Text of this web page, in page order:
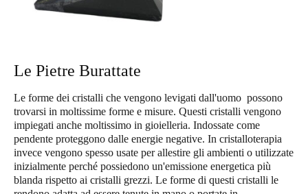
Le Pietre Burattate
Le forme dei cristalli che vengono levigati dall'uomo possono
trovarsi in moltissime forme e misure. Questi cristalli vengono
impiegati anche moltissimo in gioielleria. Indossate come
pendente proteggono dalle energie negative. In cristalloterapia
invece vengono spesso usate per allestire gli ambienti o utilizzate
inizialmente perché possiedono un'emissione energetica più
blanda rispetto ai cristalli grezzi. Le forme di questi cristalli le